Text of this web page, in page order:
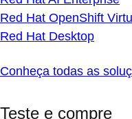
Red Hat OpenShift
Red Hat Desktop
Conheça todas as
Teste e compre